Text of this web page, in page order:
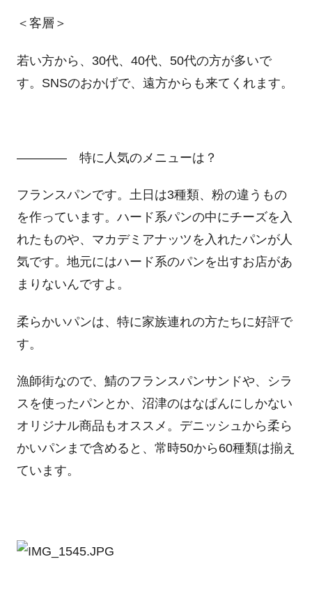
＜客層＞
若い方から、30代、40代、50代の方が多いで
す。SNSのおかげで、遠方からも来てくれます。
―――― 特に人気のメニューは？
フランスパンです。土日は3種類、粉の違うもの
を作っています。ハード系パンの中にチーズを入
れたものや、マカデミアナッツを入れたパンが人
気です。地元にはハード系のパンを出すお店があ
まりないんですよ。
柔らかいパンは、特に家族連れの方たちに好評で
す。
漁師街なので、鯖のフランスパンサンドや、シラ
スを使ったパンとか、沼津のはなぱんにしかない
オリジナル商品もオススメ。デニッシュから柔ら
かいパンまで含めると、常時50から60種類は揃え
ています。